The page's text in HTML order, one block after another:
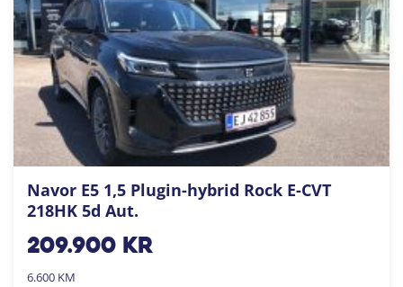
Navor E5 1,5 Plugin-hybrid Rock E-CVT
218HK 5d Aut.
209.900kr
6.600 KM